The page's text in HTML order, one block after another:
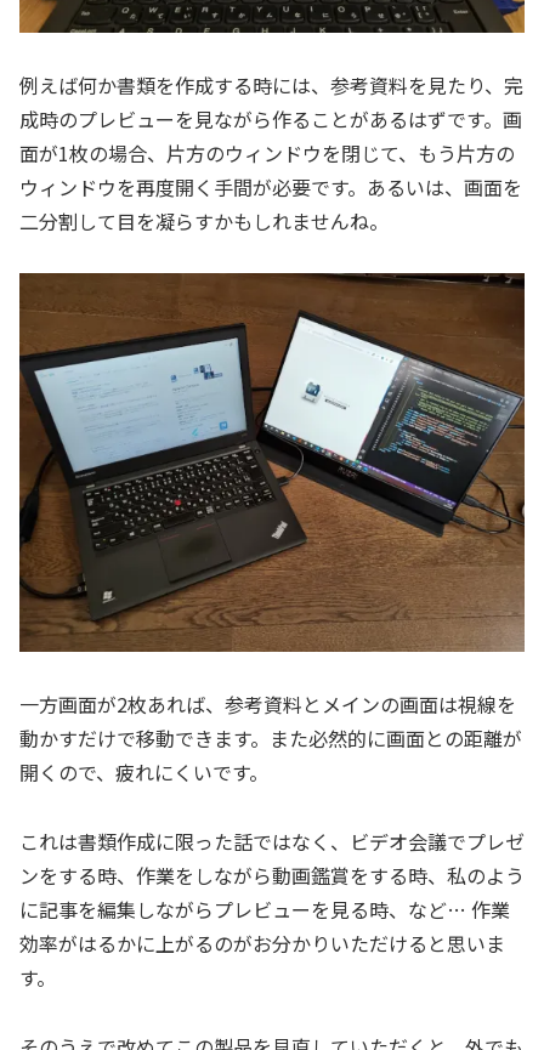
例えば何か書類を作成する時には、参考資料を見たり、完
成時のプレビューを見ながら作ることがあるはずです。画
面が1枚の場合、片方のウィンドウを閉じて、もう片方の
ウィンドウを再度開く手間が必要です。あるいは、画面を
二分割して目を凝らすかもしれませんね。
一方画面が2枚あれば、参考資料とメインの画面は視線を
動かすだけで移動できます。また必然的に画面との距離が
開くので、疲れにくいです。
これは書類作成に限った話ではなく、ビデオ会議でプレゼ
ンをする時、作業をしながら動画鑑賞をする時、私のよう
に記事を編集しながらプレビューを見る時、など… 作業
効率がはるかに上がるのがお分かりいただけると思いま
す。